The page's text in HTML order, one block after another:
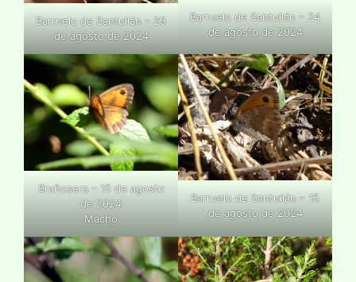
Barruelo de Santullán – 29
de agosto de 2024
Barruelo de Santullán – 24
de agosto de 2024
Brañosera – 15 de agosto
de 2024
Macho
Barruelo de Santullán – 15
de agosto de 2024